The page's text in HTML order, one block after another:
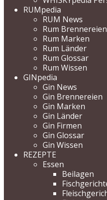
RUMpedia
RUM News
Rum Brennereien
Rum Marken
Rum Länder
Rum Glossar
Rum Wissen
GINpedia
Gin News
Gin Brennereien
Gin Marken
Gin Länder
Gin Firmen
Gin Glossar
Gin Wissen
REZEPTE
Essen
Beilagen